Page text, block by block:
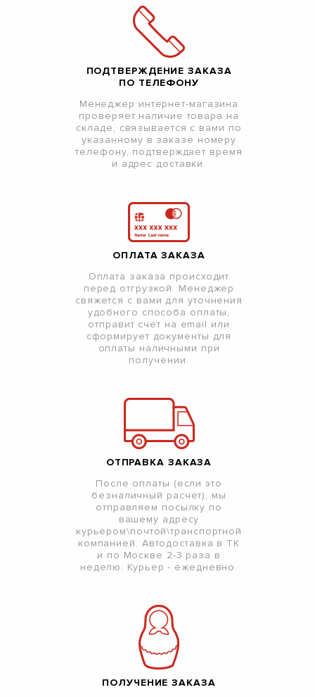
ПОДТВЕРЖДЕНИЕ ЗАКАЗА
ПО ТЕЛЕФОНУ
Менеджер интернет-магазина
проверяет наличие товара на
складе, связывается с вами по
указанному в заказе номеру
телефону, подтверждает время
и адрес доставки.
ОПЛАТА ЗАКАЗА
Оплата заказа происходит
перед отгрузкой. Менеджер
свяжется с вами для уточнения
удобного способа оплаты,
отправит счет на email или
сформирует документы для
оплаты наличными при
получении.
ОТПРАВКА ЗАКАЗА
После оплаты (если это
безналичный расчет), мы
отправляем посылку по
вашему адресу
курьером\почтой\транспортной
компанией. Автодоставка в ТК
и по Москве 2-3 раза в
неделю. Курьер - ежедневно.
ПОЛУЧЕНИЕ ЗАКАЗА